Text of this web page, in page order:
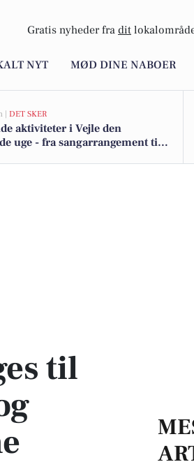
Gratis nyheder fra dit
NYT MØD DINE NABOER
| DET SKER
aktiviteter i Vejle den
uge - fra sangarrangement til
til